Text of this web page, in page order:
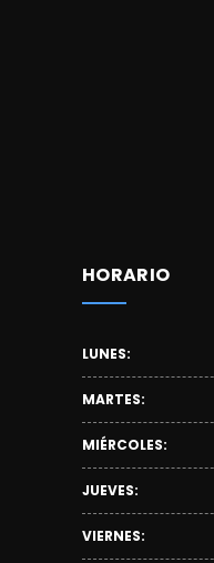
HORARIO
LUNES:
MARTES:
MIÉRCOLES:
JUEVES:
VIERNES: